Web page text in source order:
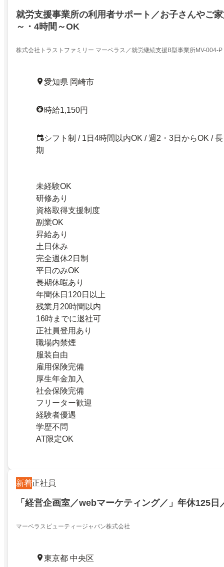
就労支援事業所の利用者サポート／お子さんやご
～・4時間～OK
株式会社トラストファミリー マーベラス／就労継続支援B型事業所MV-004-P
愛知県 岡崎市
時給1,150円
シフト制 / 1日4時間以内OK / 週2・3日からOK / 長
期
未経験OK
研修あり
資格取得支援制度
副業OK
昇給あり
土日休み
完全週休2日制
平日のみOK
長期休暇あり
年間休日120日以上
残業月20時間以内
16時までに退社可
正社員登用あり
職場内禁煙
服装自由
雇用保険完備
厚生年金加入
社会保険完備
フリーター歓迎
経験者優遇
学歴不問
AT限定OK
新着正社員
「経営企画室／webマーケティング／」年休125日
マーベラスビューティージャパン株式会社
東京都 中央区